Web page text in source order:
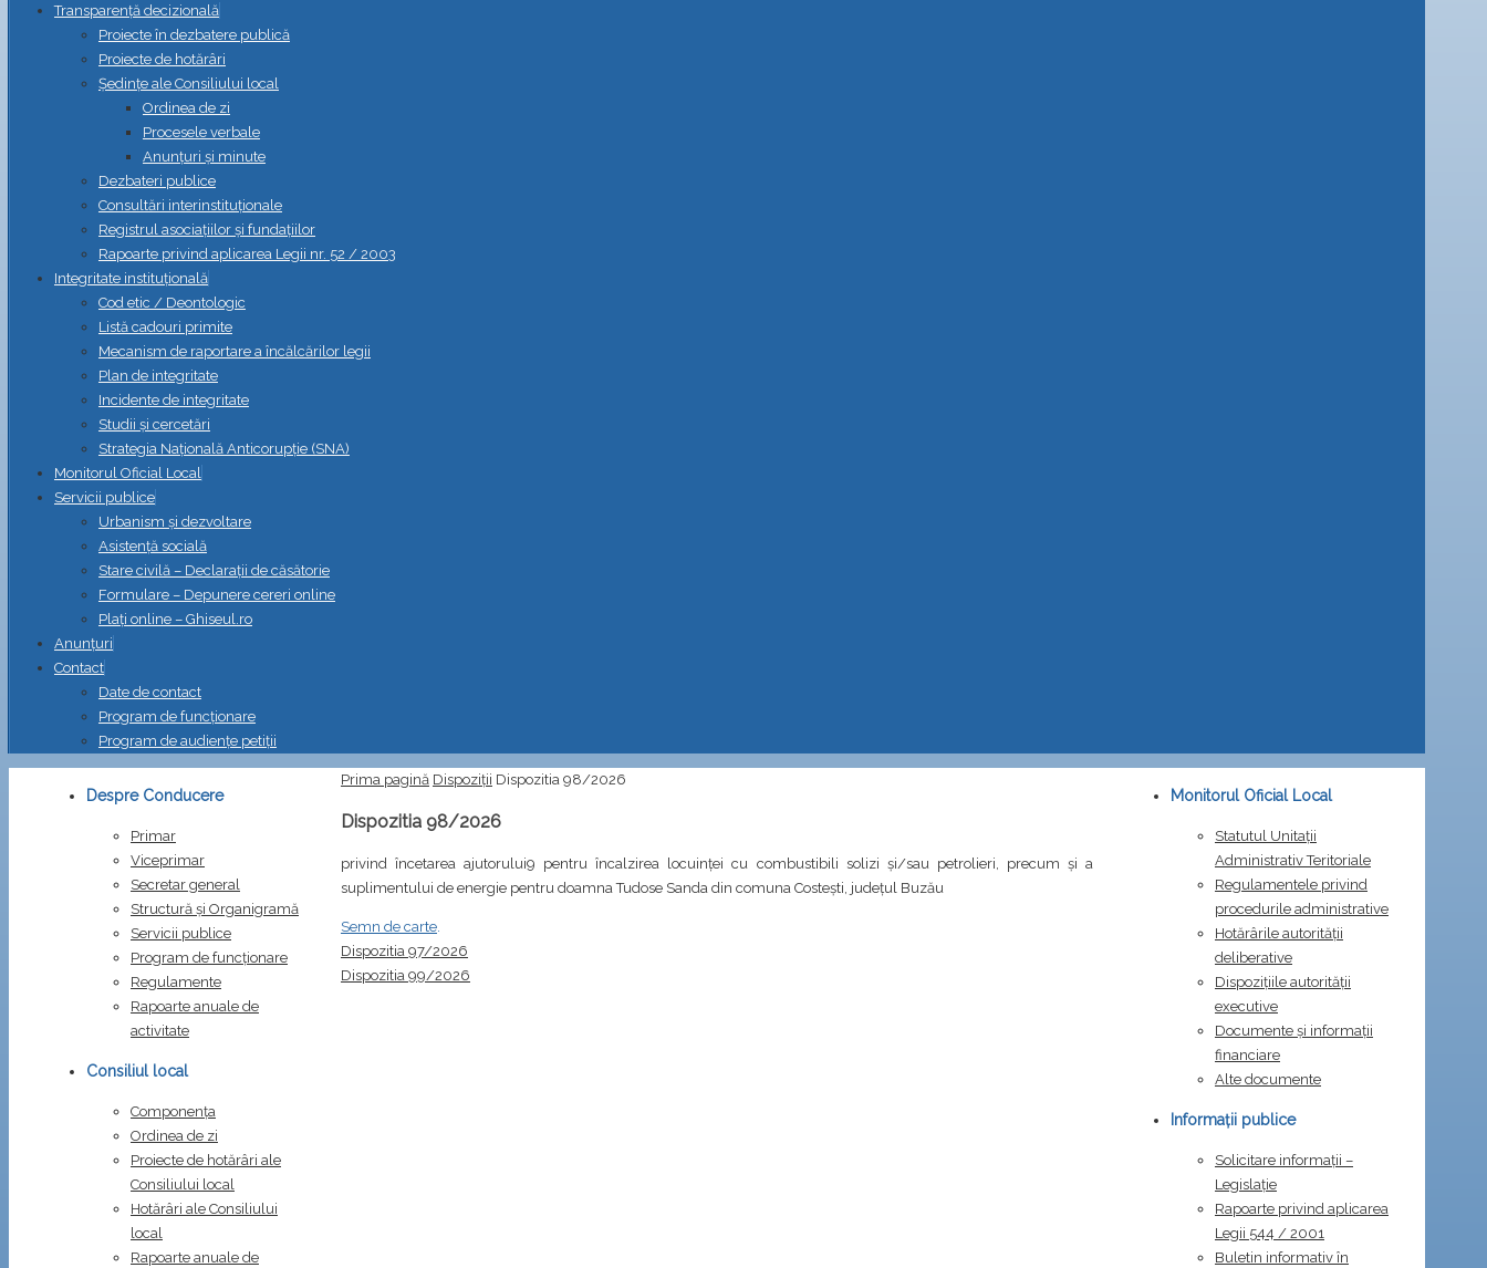
Transparență decizională
Proiecte în dezbatere publică
Proiecte de hotărâri
Ședințe ale Consiliului local
Ordinea de zi
Procesele verbale
Anunțuri și minute
Dezbateri publice
Consultări interinstituționale
Registrul asociațiilor și fundațiilor
Rapoarte privind aplicarea Legii nr. 52 / 2003
Integritate instituțională
Cod etic / Deontologic
Listă cadouri primite
Mecanism de raportare a încălcărilor legii
Plan de integritate
Incidente de integritate
Studii și cercetări
Strategia Naţională Anticorupţie (SNA)
Monitorul Oficial Local
Servicii publice
Urbanism și dezvoltare
Asistență socială
Stare civilă – Declarații de căsătorie
Formulare – Depunere cereri online
Plați online – Ghiseul.ro
Anunțuri
Contact
Date de contact
Program de funcționare
Program de audiențe petiții
Prima pagină Dispoziții Dispozitia 98/2026
Dispozitia 98/2026
privind încetarea ajutorului9 pentru încalzirea locuinței cu combustibili solizi și/sau petrolieri, precum și a
suplimentului de energie pentru doamna Tudose Sanda din comuna Costești, județul Buzău
Semn de carte
Dispozitia 97/2026
Dispozitia 99/2026
Despre Conducere
Primar
Viceprimar
Secretar general
Structură și Organigramă
Servicii publice
Program de funcționare
Regulamente
Rapoarte anuale de
activitate
Consiliul local
Componența
Ordinea de zi
Proiecte de hotărâri ale
Consiliului local
Hotărâri ale Consiliului
local
Rapoarte anuale de
Monitorul Oficial Local
Statutul Unitații
Administrativ Teritoriale
Regulamentele privind
procedurile administrative
Hotărârile autorității
deliberative
Dispozițiile autorității
executive
Documente și informații
financiare
Alte documente
Informații publice
Solicitare informații –
Legislație
Rapoarte privind aplicarea
Legii 544 / 2001
Buletin informativ în